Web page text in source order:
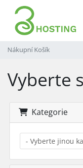
Nákupní Košík
Vyberte
Kategorie